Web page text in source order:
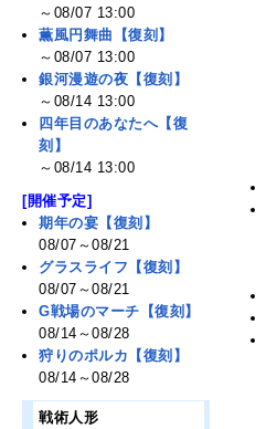
～08/07 13:00
薫風円舞曲【復刻】
～08/07 13:00
銀河漫遊の夜【復刻】
～08/14 13:00
四年目のあなたへ【復
刻】
～08/14 13:00
[開催予定]
期年の宴【復刻】
08/07～08/21
グラスライフ【復刻】
08/07～08/21
G戦場のマーチ【復刻】
08/14～08/28
狩りのポルカ【復刻】
08/14～08/28
戦術人形